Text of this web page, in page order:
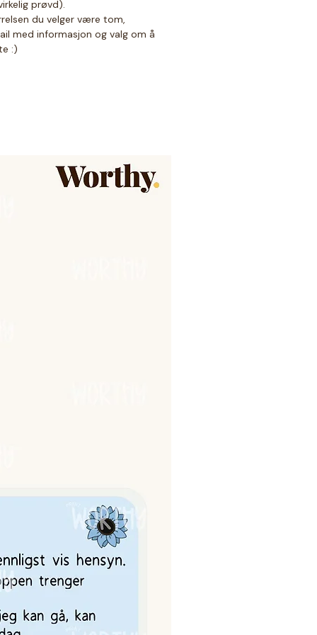
prøvd).
du velger være tom,
med informasjon og valg om å
:)